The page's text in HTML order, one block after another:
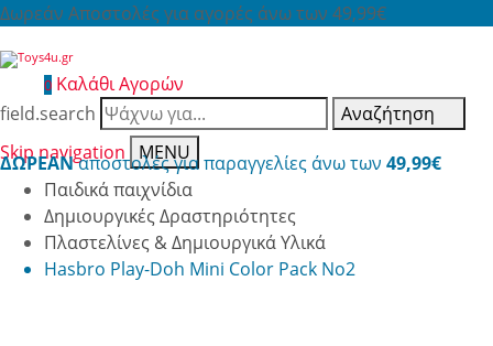
Δωρεάν Αποστολές για αγορές άνω των 49,99€
0 Καλάθι Αγορών
field.search
Αναζήτηση
Skip navigation
MENU
ΔΩΡΕΑΝαποστολές για παραγγελίες άνω των 49,99€
Παιδικά παιχνίδια
Δημιουργικές Δραστηριότητες
Πλαστελίνες & Δημιουργικά Υλικά
Hasbro Play-Doh Mini Color Pack No2